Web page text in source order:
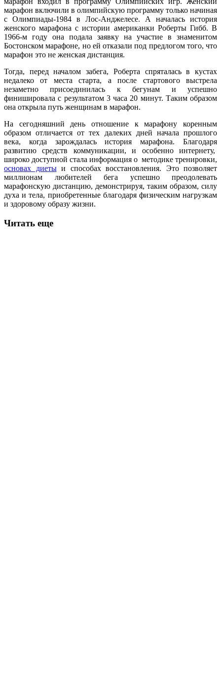
марафон включили в олимпийскую программу только начиная
с Олимпиады-1984 в Лос-Анджелесе. А началась история
женского марафона с истории американки Роберты Гибб. В
1966-м году она подала заявку на участие в знаменитом
Бостонском марафоне, но ей отказали под предлогом того, что
марафон это не женская дистанция.
Тогда, перед началом забега, Роберта спряталась в кустах
недалеко от места старта, а после стартового выстрела
незаметно присоединилась к бегунам и успешно
финишировала с результатом 3 часа 20 минут. Таким образом
она открыла путь женщинам в марафон.
На сегодняшний день отношение к марафону коренным
образом отличается от тех далеких дней начала прошлого
века, когда зарождалась история марафона. Благодаря
развитию средств коммуникации, и особенно интернету,
широко доступной стала информация о методике тренировки,
основах диетыи способах восстановления. Это позволяет
миллионам любителей бега успешно преодолевать
марафонскую дистанцию, демонстрируя, таким образом, силу
духа и тела, приобретенные благодаря физическим нагрузкам
и здоровому образу жизни.
Читать еще